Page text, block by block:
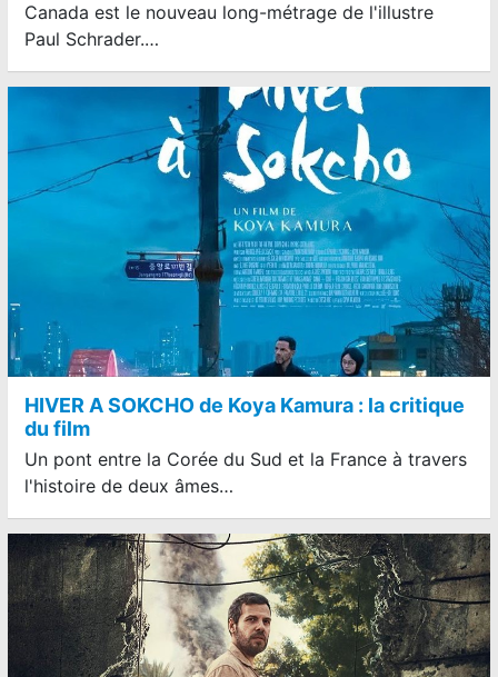
Canada est le nouveau long-métrage de l'illustre
Paul Schrader.…
HIVER A SOKCHO de Koya Kamura : la critique
du film
Un pont entre la Corée du Sud et la France à travers
l'histoire de deux âmes…